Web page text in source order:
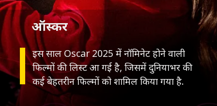
इस साल Oscar 2025 में नॉमिनेट होने वाली
फिल्मों की लिस्ट आ गई है, जिसमें दुनियाभर की
कई बेहतरीन फिल्मों को शामिल किया गया है.
ऑस्कर